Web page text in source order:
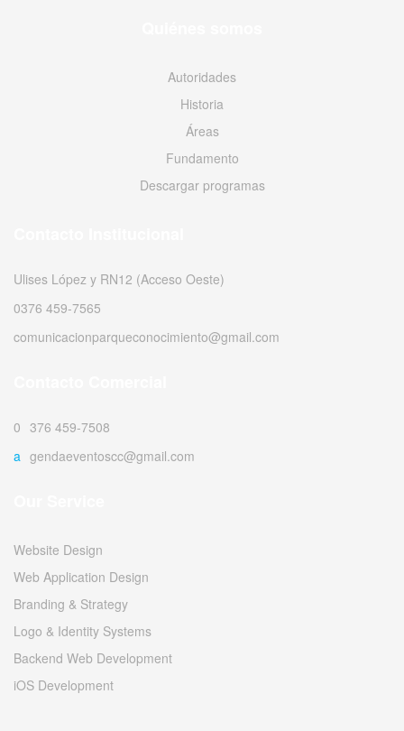
Autoridades
Historia
Áreas
Fundamento
Descargar programas
Ulises López y RN12 (Acceso Oeste)
0376 459-7565
comunicacionparqueconocimiento@gmail.com
0376 459-7508
agendaeventoscc@gmail.com
Website Design
Web Application Design
Branding & Strategy
Logo & Identity Systems
Backend Web Development
iOS Development